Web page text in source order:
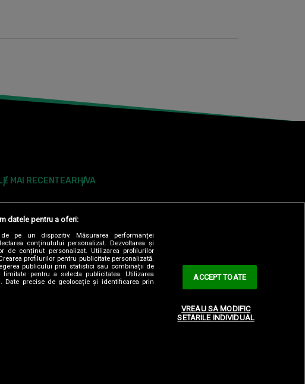
MAI RECENTEARHIVA
CONTACT
SPYNEWS.ROTVHAPPY.RO
datele pentru a oferi:
pe un dispozitiv. Măsurarea performanței
conținutului personalizat. Dezvoltarea și
de conținut personalizat. Utilizarea profilurilor
profilurilor pentru publicitate personalizată.
publicului prin statistici sau combinații de
pentru a selecta publicitatea. Utilizarea
Date precise de geolocație și identificarea prin
ACCEPT TOATE
VREAU SA MODIFIC
SETARILE INDIVIDUAL